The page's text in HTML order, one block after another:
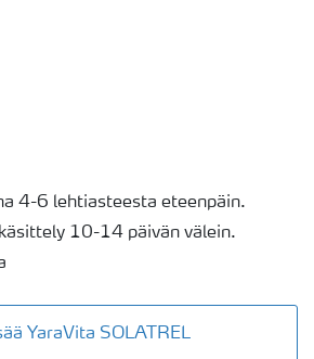
4-6 lehtiasteesta eteenpäin.
10-14 päivän välein.
YaraVita SOLATREL